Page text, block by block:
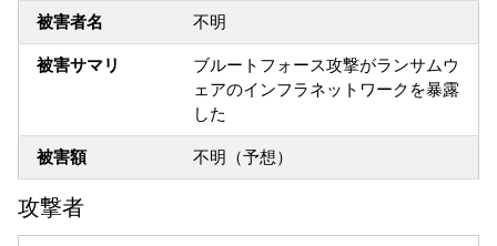
被害者名 不明
被害サマリ
ブルートフォース攻撃がランサムウ
ェアのインフラネットワークを暴露
した
被害額 不明（予想）
攻撃者